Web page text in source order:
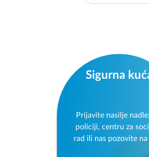
Sigurna
Prijavite nasilje
policiji, centru za
rad ili nas pozovite